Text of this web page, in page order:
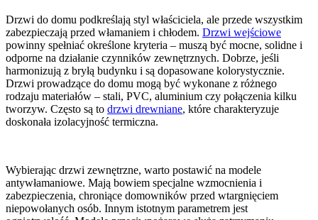
Drzwi do domu podkreślają styl właściciela, ale przede wszystkim
zabezpieczają przed włamaniem i chłodem. Drzwi wejściowe
powinny spełniać określone kryteria – muszą być mocne, solidne i
odporne na działanie czynników zewnętrznych. Dobrze, jeśli
harmonizują z bryłą budynku i są dopasowane kolorystycznie.
Drzwi prowadzące do domu mogą być wykonane z różnego
rodzaju materiałów – stali, PVC, aluminium czy połączenia kilku
tworzyw. Często są to drzwi drewniane, które charakteryzuje
doskonała izolacyjność termiczna.
Wybierając drzwi zewnętrzne, warto postawić na modele
antywłamaniowe. Mają bowiem specjalne wzmocnienia i
zabezpieczenia, chroniące domowników przed wtargnięciem
niepowołanych osób. Innym istotnym parametrem jest